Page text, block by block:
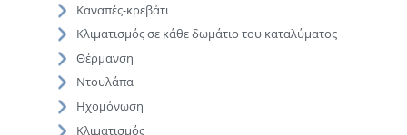
Καναπές-κρεβάτι
Κλιματισμός σε κάθε δωμάτιο του καταλύματος
Θέρμανση
Ντουλάπα
Ηχομόνωση
Κλιματισμός